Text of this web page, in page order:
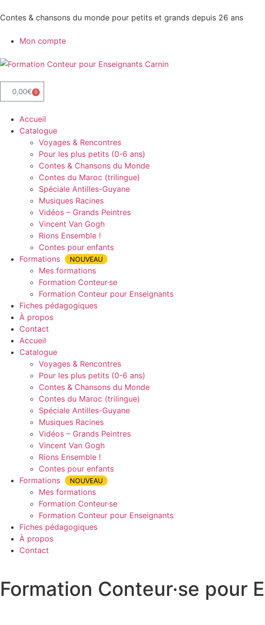
Contes & chansons du monde pour petits et grands depuis 26 ans
Mon compte
0,00€ 0
Accueil
Catalogue
Voyages & Rencontres
Pour les plus petits (0-6 ans)
Contes & Chansons du Monde
Contes du Maroc (trilingue)
Spéciale Antilles-Guyane
Musiques Racines
Vidéos – Grands Peintres
Vincent Van Gogh
Rions Ensemble !
Contes pour enfants
Formations
NOUVEAU
Mes formations
Formation Conteur·se
Formation Conteur pour Enseignants
Fiches pédagogiques
À propos
Contact
Accueil
Catalogue
Voyages & Rencontres
Pour les plus petits (0-6 ans)
Contes & Chansons du Monde
Contes du Maroc (trilingue)
Spéciale Antilles-Guyane
Musiques Racines
Vidéos – Grands Peintres
Vincent Van Gogh
Rions Ensemble !
Contes pour enfants
Formations
NOUVEAU
Mes formations
Formation Conteur·se
Formation Conteur pour Enseignants
Fiches pédagogiques
À propos
Contact
Formation Conteur·se pour